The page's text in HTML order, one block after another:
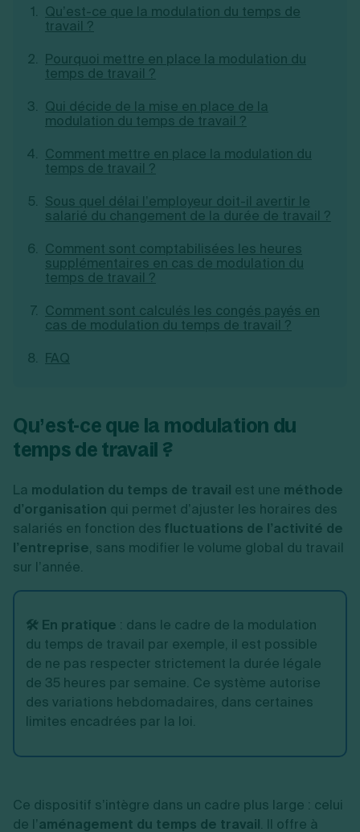
Toutes les modifications
Je suis autonome
Découvrez notre cabinet d'expertise
comptable LS Compta
Création d'EURL
Création de SASU
Création de SAS
Création de SCI
Création d'association
Aides à la création d’entreprise
Fermeture d’une entreprise
Création d'entreprise
Qu’est-ce que la modulation du temps de
travail ?
Pourquoi mettre en place la modulation du
temps de travail ?
Qui décide de la mise en place de la
modulation du temps de travail ?
Comment mettre en place la modulation du
temps de travail ?
Sous quel délai l’employeur doit-il avertir le
salarié du changement de la durée de travail ?
Comment sont comptabilisées les heures
supplémentaires en cas de modulation du
temps de travail ?
Comment sont calculés les congés payés en
cas de modulation du temps de travail ?
FAQ
Qu’est-ce que la modulation du
temps de travail ?
La modulation du temps de travail est une méthode
d’organisation qui permet d’ajuster les horaires des
salariés en fonction des fluctuations de l’activité de
l’entreprise, sans modifier le volume global du travail
sur l’année.
🛠️ En pratique : dans le cadre de la modulation
du temps de travail par exemple, il est possible
de ne pas respecter strictement la durée légale
de 35 heures par semaine. Ce système autorise
des variations hebdomadaires, dans certaines
limites encadrées par la loi.
Ce dispositif s’intègre dans un cadre plus large : celui
de l’aménagement du temps de travail. Il offre à